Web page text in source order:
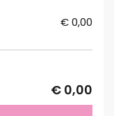
€ 0,00
€ 0,00